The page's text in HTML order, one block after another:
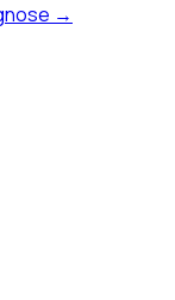
→